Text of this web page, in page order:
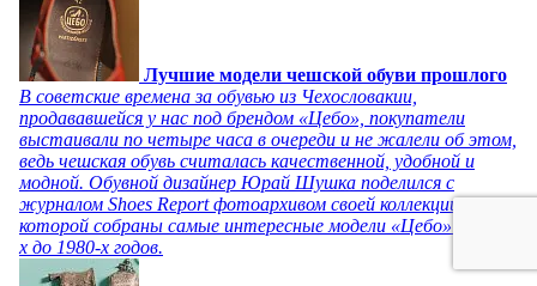
Лучшие модели чешской обуви прошлого
В советские времена за обувью из Чехословакии,
продававшейся у нас под брендом «Цебо», покупатели
выстаивали по четыре часа в очереди и не жалели об этом,
ведь чешская обувь считалась качественной, удобной и
модной. Обувной дизайнер Юрай Шушка поделился с
журналом Shoes Report фотоархивом своей коллекции, в
которой собраны самые интересные модели «Цебо» с 1940-
х до 1980-х годов.